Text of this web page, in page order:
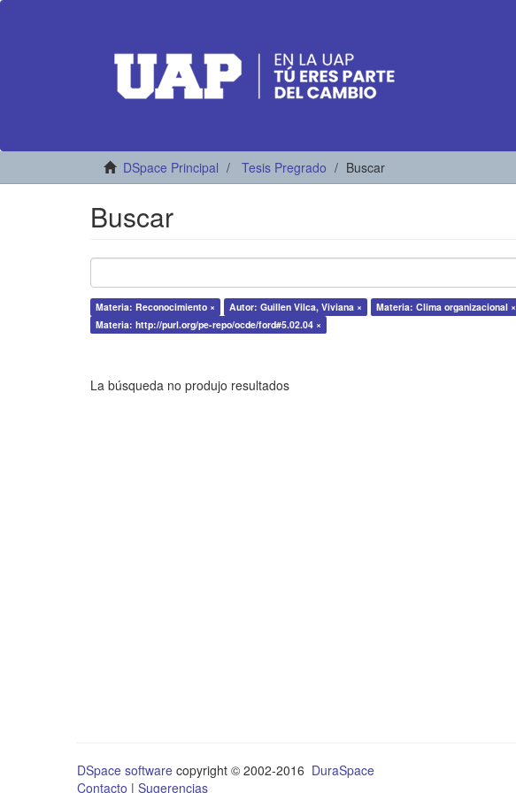
DSpace Principal Tesis Pregrado Buscar
Buscar
Materia: Reconocimiento × Autor: Guillen Vilca, Viviana × Materia: Clima organizacional ×
Materia: http://purl.org/pe-repo/ocde/ford#5.02.04 ×
La búsqueda no produjo resultados
DSpace software copyright © 2002-2016 DuraSpace
Contacto | Sugerencias